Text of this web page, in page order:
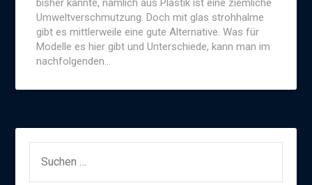
bisher kannte, nämlich aus Plastik ist eine ziemliche
Umweltverschmutzung. Doch mit glas strohhalme
gibt es mittlerweile eine gute Alternative. Was für
Modelle es hier gibt und Unterschiede, kann man im
nachfolgenden…
NACH: